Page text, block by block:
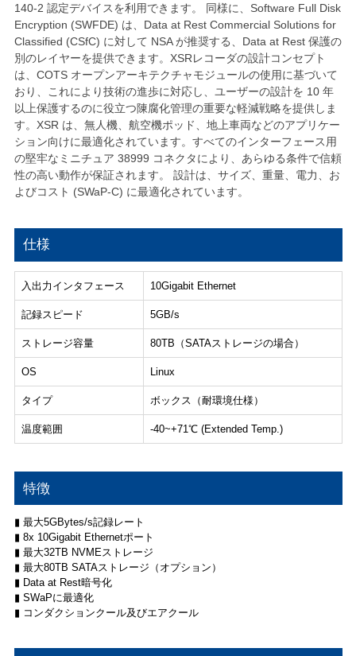
140-2 認定デバイスを利用できます。 同様に、Software Full Disk
Encryption (SWFDE) は、Data at Rest Commercial Solutions for
Classified (CSfC) に対して NSA が推奨する、Data at Rest 保護の
別のレイヤーを提供できます。XSRレコーダの設計コンセプト
は、COTS オープンアーキテクチャモジュールの使用に基づいて
おり、これにより技術の進歩に対応し、ユーザーの設計を 10 年
以上保護するのに役立つ陳腐化管理の重要な軽減戦略を提供しま
す。XSR は、無人機、航空機ポッド、地上車両などのアプリケー
ション向けに最適化されています。すべてのインターフェース用
の堅牢なミニチュア 38999 コネクタにより、あらゆる条件で信頼
性の高い動作が保証されます。 設計は、サイズ、重量、電力、お
よびコスト (SWaP-C) に最適化されています。
仕様
入出力インタフェース 10Gigabit Ethernet
記録スピード 5GB/s
ストレージ容量 80TB（SATAストレージの場合）
OS Linux
タイプ ボックス（耐環境仕様）
温度範囲 -40~+71℃ (Extended Temp.)
特徴
▮ 最大5GBytes/s記録レート
▮ 8x 10Gigabit Ethernetポート
▮ 最大32TB NVMEストレージ
▮ 最大80TB SATAストレージ（オプション）
▮ Data at Rest暗号化
▮ SWaPに最適化
▮ コンダクションクール及びエアクール